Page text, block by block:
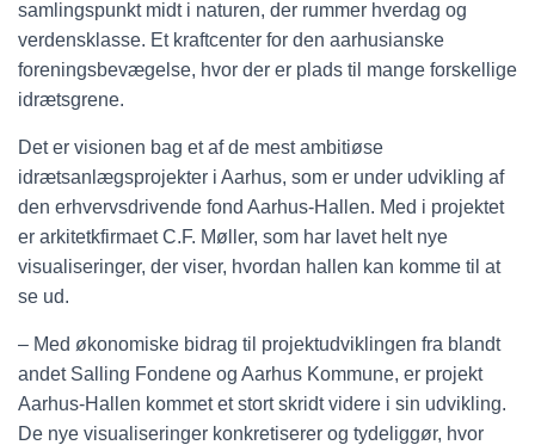
samlingspunkt midt i naturen, der rummer hverdag og
verdensklasse. Et kraftcenter for den aarhusianske
foreningsbevægelse, hvor der er plads til mange forskellige
idrætsgrene.
Det er visionen bag et af de mest ambitiøse
idrætsanlægsprojekter i Aarhus, som er under udvikling af
den erhvervsdrivende fond Aarhus-Hallen. Med i projektet
er arkitetkfirmaet C.F. Møller, som har lavet helt nye
visualiseringer, der viser, hvordan hallen kan komme til at
se ud.
– Med økonomiske bidrag til projektudviklingen fra blandt
andet Salling Fondene og Aarhus Kommune, er projekt
Aarhus-Hallen kommet et stort skridt videre i sin udvikling.
De nye visualiseringer konkretiserer og tydeliggør, hvor